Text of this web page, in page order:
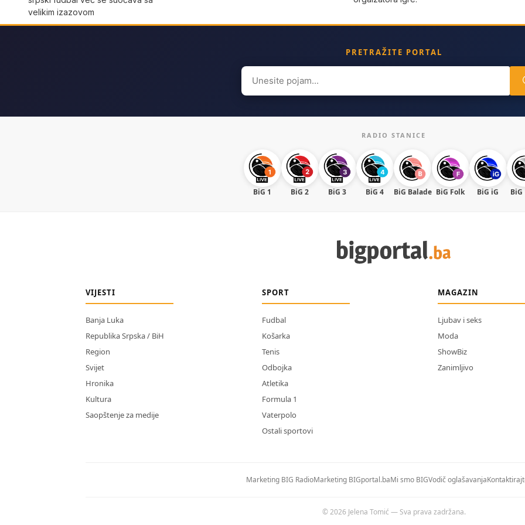
velikim izazovom
PRETRAŽITE PORTAL
Search
for:
RADIO STANICE
BiG 1 BiG 2 BiG 3 BiG 4 BiG Balade BiG Folk BiG iG BiG
VIJESTI
Banja Luka
Republika Srpska / BiH
Region
Svijet
Hronika
Kultura
Saopštenje za medije
SPORT
Fudbal
Košarka
Tenis
Odbojka
Atletika
Formula 1
Vaterpolo
Ostali sportovi
MAGAZIN
Ljubav i seks
Moda
ShowBiz
Zanimljivo
Marketing BIG RadioMarketing BIGportal.baMi smo BIGVodič oglašavanja
© 2026 Jelena Tomić — Sva prava zadržana.